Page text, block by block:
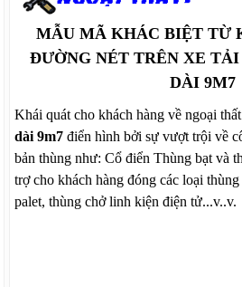
MẪU MÃ KHÁC BIỆT TỪ
ĐƯỜNG NÉT TRÊN XE TẢI
DÀI 9M7
Khái quát cho khách hàng về ngoại
dài 9m7 điển hình bởi sự vượt trội về
bản thùng như: Cổ điển Thùng bạt và
trợ cho khách hàng đóng các loại
palet, thùng chở linh kiện điện tử...v..v.